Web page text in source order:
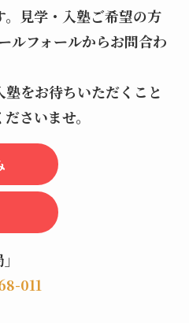
見学・入塾ご希望の方
ルフォールからお問合わ
をお待ちいただくこと
さいませ。
011